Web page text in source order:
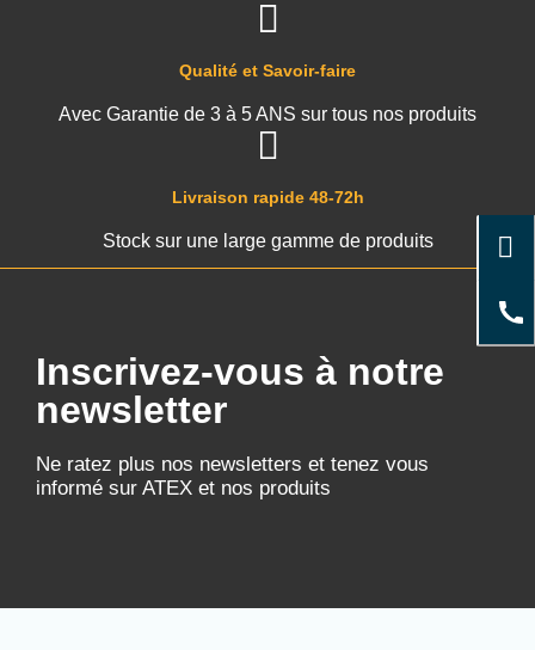
Livraison rapide 48-72h
Stock sur une large gamme de produits
Qualité et Savoir-faire
Avec Garantie de 3 à 5 ANS sur tous nos produits
Inscrivez-vous à notre
newsletter
Ne ratez plus nos newsletters et tenez vous
informé sur ATEX et nos produits